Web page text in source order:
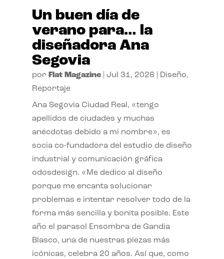
Un buen día de
verano para… la
diseñadora Ana
Segovia
por Flat Magazine| Jul 31, 2026 Diseño,
Reportaje
Ana Segovia Ciudad Real, «tengo
apellidos de ciudades y muchas
anécdotas debido a mi nombre», es
socia co-fundadora del estudio de diseño
industrial y comunicación gráfica
odosdesign. «Me dedico al diseño
porque me encanta solucionar
problemas e intentar resolver todo de la
forma más sencilla y bonita posible. Este
año el parasol Ensombra de Gandia
Blasco, una de nuestras piezas más
icónicas, celebra 20 años. Así que, como